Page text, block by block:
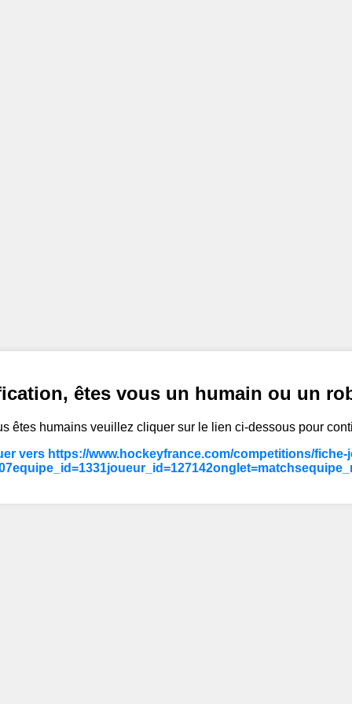
êtes vous un humain ou un
êtes humains veuillez cliquer sur le lien ci-dessous pour
vers https://www.hockeyfrance.com/competitions/fiche-